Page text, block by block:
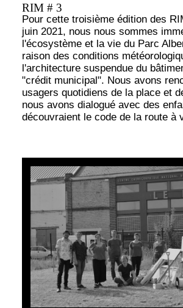
RIM # 3
Pour cette troisième édition des
juin 2021, nous nous sommes
l'écosystème et la vie du Parc
raison des conditions
l'architecture suspendue du
"crédit municipal". Nous avons
usagers quotidiens de la place et
nous avons dialogué avec des
découvraient le code de la route à